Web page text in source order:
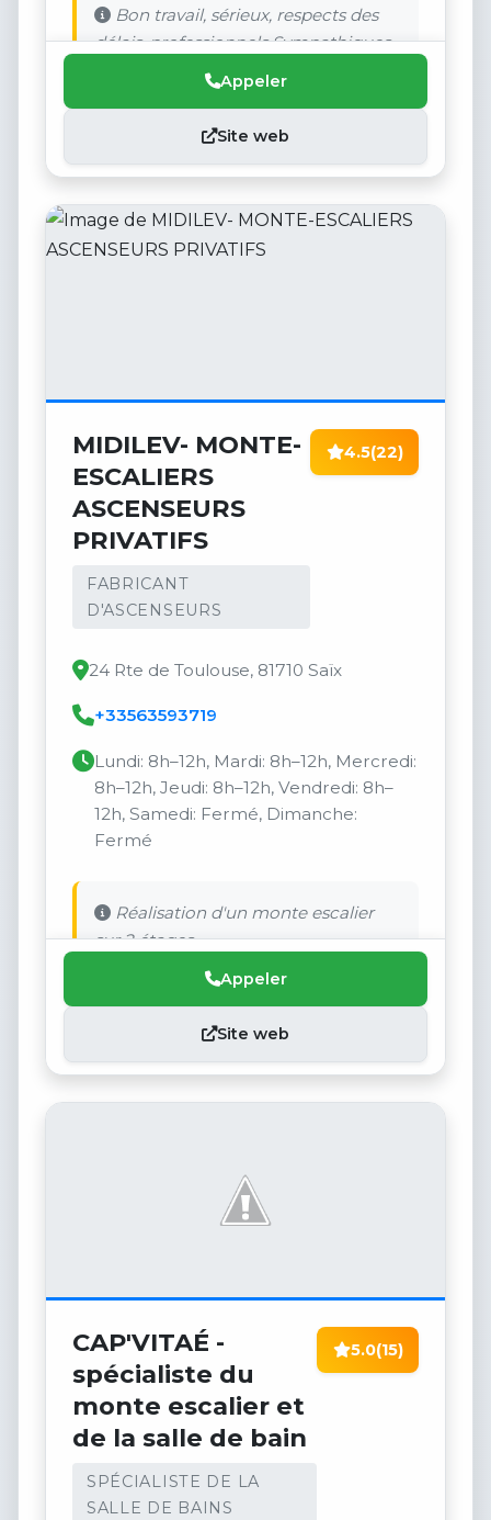
Bon travail, sérieux, respects des
délais, professionnels Sympathiques
Appeler
Site web
MIDILEV- MONTE-
ESCALIERS
ASCENSEURS
PRIVATIFS
FABRICANT
D'ASCENSEURS
4.5(22)
24 Rte de Toulouse, 81710 Saïx
+33563593719
Lundi: 8h–12h, Mardi: 8h–12h, Mercredi:
8h–12h, Jeudi: 8h–12h, Vendredi: 8h–
12h, Samedi: Fermé, Dimanche:
Fermé
Réalisation d'un monte escalier
sur 2 étages.
Appeler
Site web
CAP'VITAÉ -
spécialiste du
monte escalier et
de la salle de bain
SPÉCIALISTE DE LA
SALLE DE BAINS
5.0(15)